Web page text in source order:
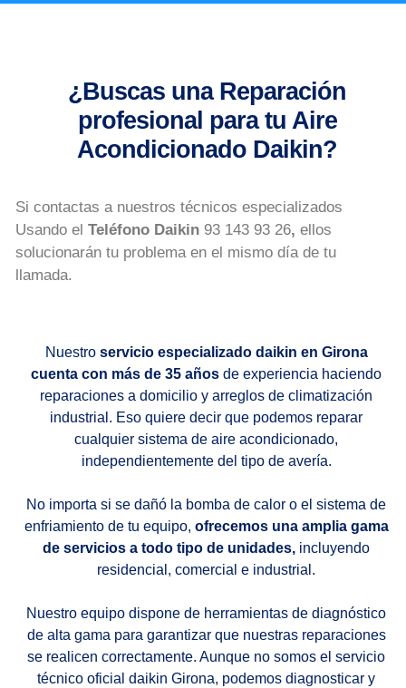
¿Buscas una Reparación
profesional para tu Aire
Acondicionado Daikin?
Si contactas a nuestros técnicos especializados
Usando el Teléfono Daikin 93 143 93 26, ellos
solucionarán tu problema en el mismo día de tu
llamada.
Nuestro servicio especializado daikin en Girona
cuenta con más de 35 años de experiencia haciendo
reparaciones a domicilio y arreglos de climatización
industrial. Eso quiere decir que podemos reparar
cualquier sistema de aire acondicionado,
independientemente del tipo de avería.
No importa si se dañó la bomba de calor o el sistema de
enfriamiento de tu equipo, ofrecemos una amplia gama
de servicios a todo tipo de unidades, incluyendo
residencial, comercial e industrial.
Nuestro equipo dispone de herramientas de diagnóstico
de alta gama para garantizar que nuestras reparaciones
se realicen correctamente. Aunque no somos el servicio
técnico oficial daikin Girona, podemos diagnosticar y